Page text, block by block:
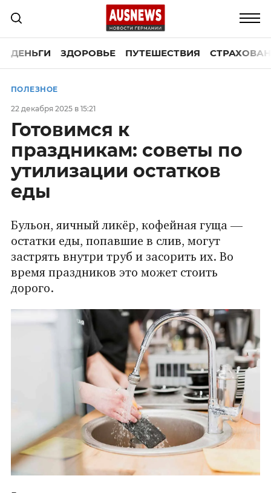
ДЕНЬГИ ЗДОРОВЬЕ ПУТЕШЕСТВИЯ
ПОЛЕЗНОЕ
22 декабря 2025 в 15:21
Готовимся к
праздникам: советы по
утилизации остатков
еды
Бульон, яичный ликёр, кофейная гуща —
остатки еды, попавшие в слив, могут
застрять внутри труб и засорить их. Во
время праздников это может стоить
дорого.